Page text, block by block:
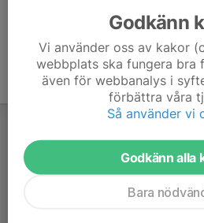
Godkänn
Vi använder oss av kakor
webbplats ska fungera bra
även för webbanalys i
förbättra våra
Så använder vi
Godkänn alla
Bara